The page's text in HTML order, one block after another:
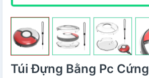
Túi Đựng Bằng Pc